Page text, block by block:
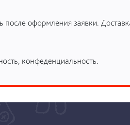
после оформления заявки.
конфеденциальность.